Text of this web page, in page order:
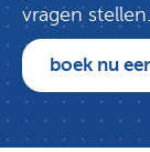
vragen stellen.
boek nu